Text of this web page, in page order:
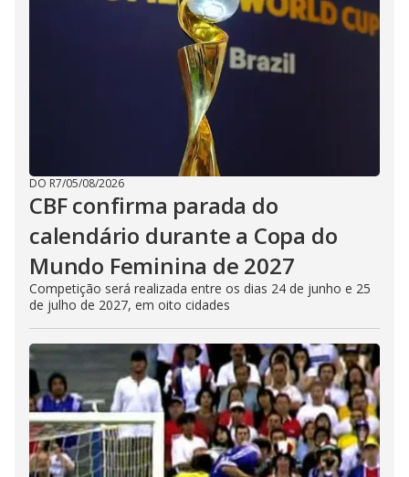
DO R7/05/08/2026
CBF confirma parada do
calendário durante a Copa do
Mundo Feminina de 2027
Competição será realizada entre os dias 24 de junho e 25
de julho de 2027, em oito cidades